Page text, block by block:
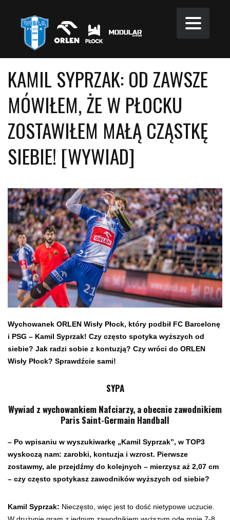
KAMIL SYPRZAK: OD ZAWSZE
MÓWIŁEM, ŻE W PŁOCKU
ZOSTAWIŁEM MAŁĄ CZĄSTKĘ
SIEBIE! [WYWIAD]
Wychowanek ORLEN Wisły Płock, który podbił FC Barcelonę
i PSG – Kamil Syprzak! Czy często spotyka wyższych od
siebie? Jak radzi sobie z kontuzją? Czy wróci do ORLEN
Wisły Płock? Sprawdźcie sami!
SYPA
Wywiad z wychowankiem Nafciarzy, a obecnie zawodnikiem
Paris Saint-Germain Handball
– Po wpisaniu w wyszukiwarkę „Kamil Syprzak”, w TOP3
wyskoczą nam: zarobki, kontuzja i wzrost. Pierwsze
zostawmy, ale przejdźmy do kolejnych – mierzysz aż 2,07 cm
– czy często spotykasz zawodników wyższych od siebie?
Kamil Syprzak: Nieczęsto, więc jest to dość nietypowe uczucie.